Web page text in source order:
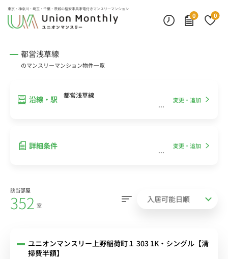
東京・神奈川・埼玉・千葉・茨城の格安家具家電付きマンスリーマンション
0
0
都営浅草線
のマンスリーマンション物件一覧
沿線・駅 都営浅草線
変更・追加
詳細条件 変更・追加
該当部屋
352 室
ユニオンマンスリー上野稲荷町１ 303 1K・シングル【清
掃費半額】